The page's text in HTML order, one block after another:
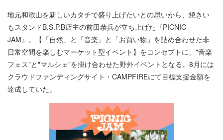
地元和歌山を新しいカタチで盛り上げたいとの思いから、焼きい
もスタンドB.S.P.B店主の前田恭兵が立ち上げた『PICNIC
JAM』。【「自然」と「音楽」と「お買い物」を詰め合わせた非
日常空間を楽しむマーケット型イベント】をコンセプトに、"音楽
フェス"と"マルシェ"を掛け合わせた野外イベントとなる。8月には
クラウドファンディングサイト・CAMPFIREにて目標支援金額を
達成していた。